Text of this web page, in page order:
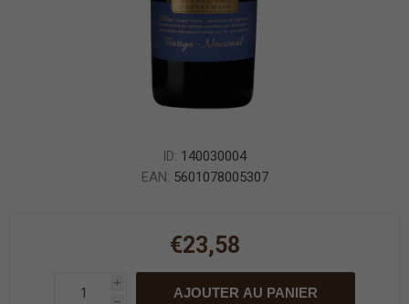
ID: 140030004
EAN: 5601078005307
€23,58
i
h
AJOUTER AU PANIER